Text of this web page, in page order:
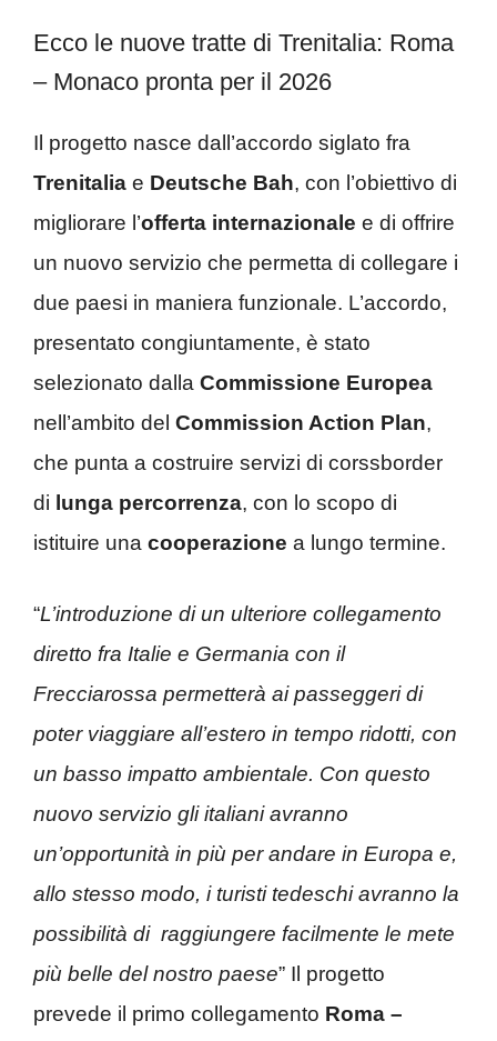
Ecco le nuove tratte di Trenitalia: Roma
– Monaco pronta per il 2026
Il progetto nasce dall’accordo siglato fra
Trenitalia e Deutsche Bah, con l’obiettivo di
migliorare l’offerta internazionale e di offrire
un nuovo servizio che permetta di collegare i
due paesi in maniera funzionale. L’accordo,
presentato congiuntamente, è stato
selezionato dalla Commissione Europea
nell’ambito del Commission Action Plan,
che punta a costruire servizi di corssborder
di lunga percorrenza, con lo scopo di
istituire una cooperazione a lungo termine.
“L’introduzione di un ulteriore collegamento
diretto fra Italie e Germania con il
Frecciarossa permetterà ai passeggeri di
poter viaggiare all’estero in tempo ridotti, con
un basso impatto ambientale. Con questo
nuovo servizio gli italiani avranno
un’opportunità in più per andare in Europa e,
allo stesso modo, i turisti tedeschi avranno la
possibilità di raggiungere facilmente le mete
più belle del nostro paese” Il progetto
prevede il primo collegamento Roma –